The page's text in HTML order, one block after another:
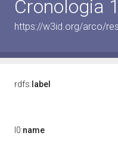
Cronologia
https://w3id.org/arco/
rdfs: label
l0:name